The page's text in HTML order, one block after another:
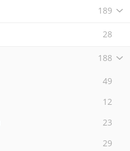
189
28
188
49
12
23
29